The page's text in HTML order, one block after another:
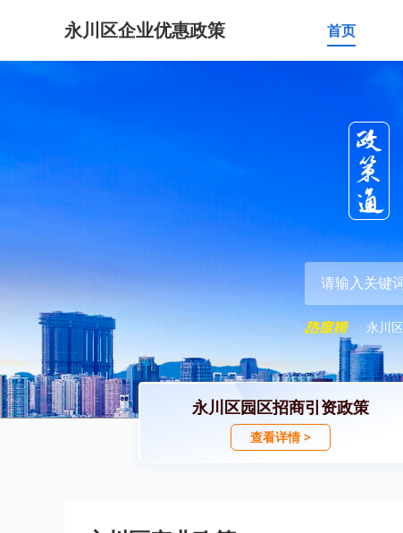
永川区企业优惠政策 首页
永川
永川区园区招商引资政策
查看详情 >